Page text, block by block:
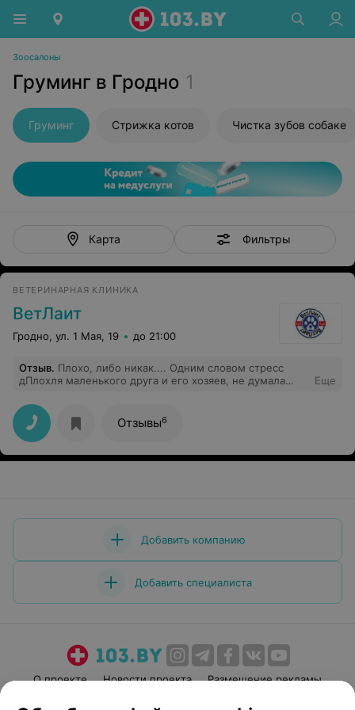
Зоосалоны
Груминг в Гродно 1
Груминг Стрижка котов Чистка зубов собаке
Карта Фильтры
ВЕТЕРИНАРНАЯ КЛИНИКА
ВетЛаит
Гродно, ул. 1 Мая, 19 до 21:00
Отзыв. Плохо, либо никак.... Одним словом стресс
дПлохля маленького друга и его хозяев, не думала
тех кого приручили.
Еще
Отзывы6
Добавить компанию
Добавить специалиста
О проекте Новости проекта
Размещение рекламы